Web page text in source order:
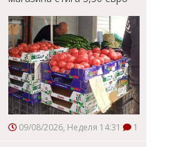
09/08/2026, Неделя 14:31 1